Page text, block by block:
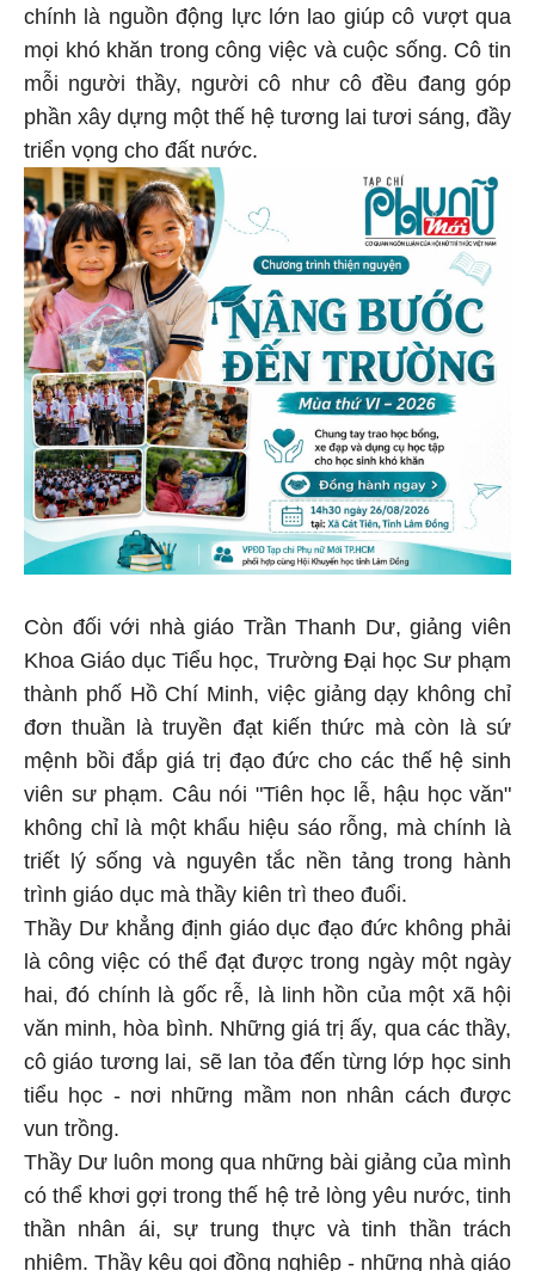
chính là nguồn động lực lớn lao giúp cô vượt qua
mọi khó khăn trong công việc và cuộc sống. Cô tin
mỗi người thầy, người cô như cô đều đang góp
phần xây dựng một thế hệ tương lai tươi sáng, đầy
triển vọng cho đất nước.
Còn đối với nhà giáo Trần Thanh Dư, giảng viên
Khoa Giáo dục Tiểu học, Trường Đại học Sư phạm
thành phố Hồ Chí Minh, việc giảng dạy không chỉ
đơn thuần là truyền đạt kiến thức mà còn là sứ
mệnh bồi đắp giá trị đạo đức cho các thế hệ sinh
viên sư phạm. Câu nói "Tiên học lễ, hậu học văn"
không chỉ là một khẩu hiệu sáo rỗng, mà chính là
triết lý sống và nguyên tắc nền tảng trong hành
trình giáo dục mà thầy kiên trì theo đuổi.
Thầy Dư khẳng định giáo dục đạo đức không phải
là công việc có thể đạt được trong ngày một ngày
hai, đó chính là gốc rễ, là linh hồn của một xã hội
văn minh, hòa bình. Những giá trị ấy, qua các thầy,
cô giáo tương lai, sẽ lan tỏa đến từng lớp học sinh
tiểu học - nơi những mầm non nhân cách được
vun trồng.
Thầy Dư luôn mong qua những bài giảng của mình
có thể khơi gợi trong thế hệ trẻ lòng yêu nước, tinh
thần nhân ái, sự trung thực và tinh thần trách
nhiệm. Thầy kêu gọi đồng nghiệp - những nhà giáo